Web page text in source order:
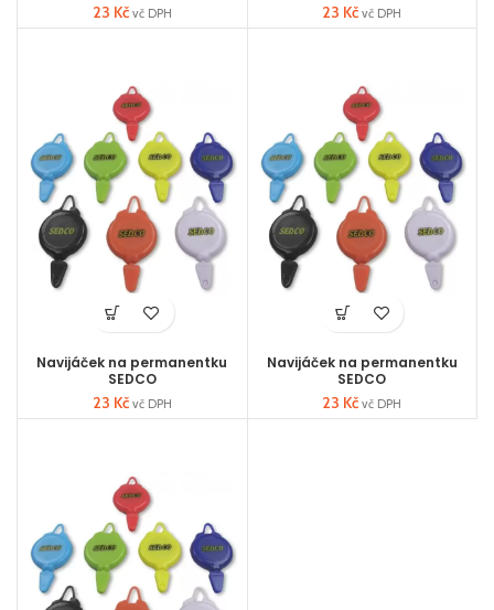
23 Kč vč DPH 23 Kč vč DPH
Navijáček na permanentku
SEDCO
23 Kč vč DPH
Navijáček na permanentku
SEDCO
23 Kč vč DPH